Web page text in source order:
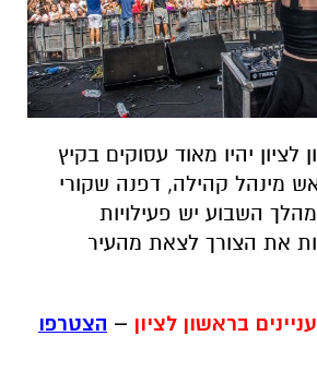
לציון יהיו מאוד עסוקים בקיץ
מינהל קהילה, דפנה שקורי
השבוע יש פעילויות
את הצורך לצאת מהעיר
בראשון לציון – הצטרפו